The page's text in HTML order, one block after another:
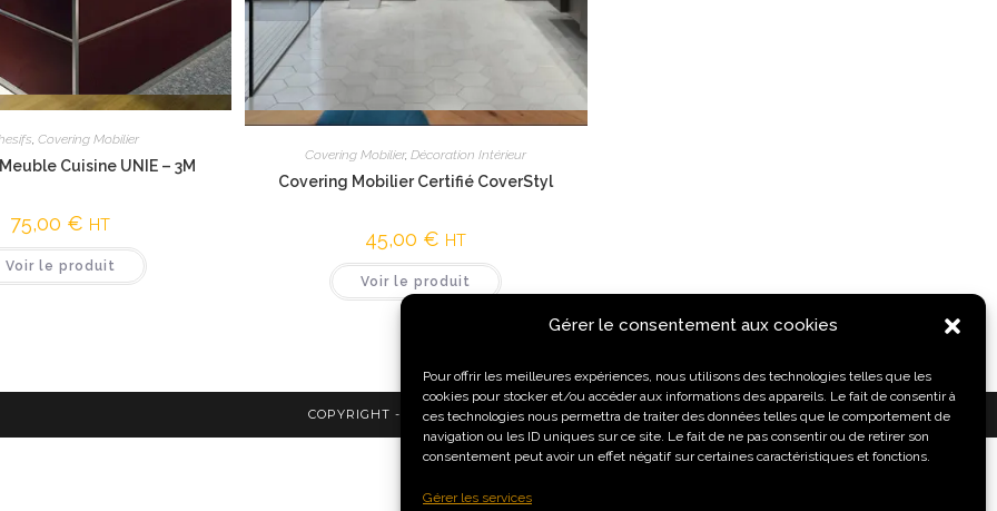
Gérer le consentement aux cookies
Pour offrir les meilleures expériences, nous utilisons des technologies telles que les
cookies pour stocker et/ou accéder aux informations des appareils. Le fait de consentir à
ces technologies nous permettra de traiter des données telles que le comportement de
navigation ou les ID uniques sur ce site. Le fait de ne pas consentir ou de retirer son
consentement peut avoir un effet négatif sur certaines caractéristiques et fonctions.
Gérer les services
Vue rapide
,Covering Mobilier
Cuisine UNIE – 3M
75,00 € HT
Voir le produit
Vue rapide
Covering Mobilier,Décoration Intérieur
Covering Mobilier Certifié CoverStyl
45,00 € HT
Voir le produit
COPYRIGHT - HOME GRAPHICS